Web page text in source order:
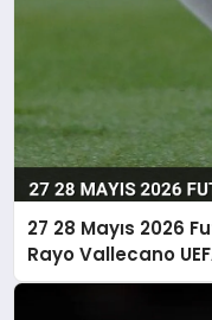
27 28 Mayıs 2026
Rayo Vallecano